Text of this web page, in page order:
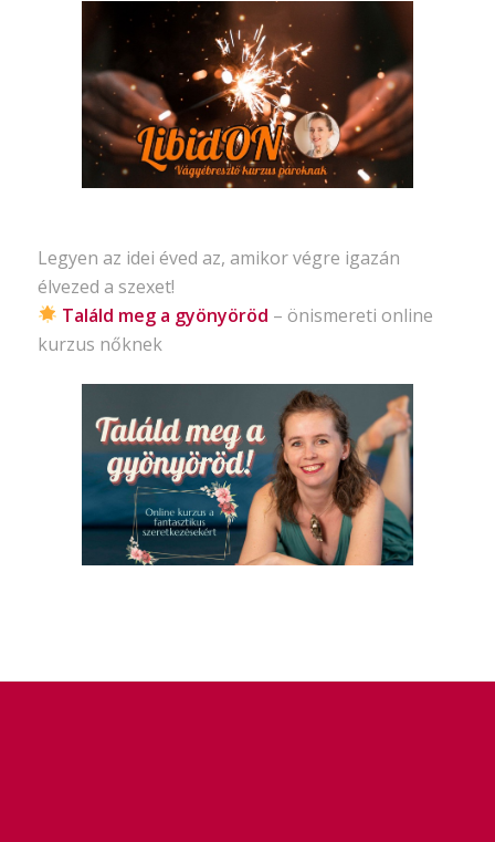
Legyen az idei éved az, amikor végre igazán
élvezed a szexet!
Találd meg a gyönyöröd – önismereti online
kurzus nőknek